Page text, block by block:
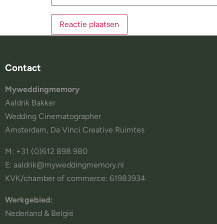
Contact
Myweddingmemory
Aaldrik Bakker
Wedding Cinematographer
Amsterdam, Da Vinci Creative Ruimtes
M: +31 (0)612 898 980
E: aaldrik@myweddingmemory.nl
KVK/chamber of commerce: 61983934
Werkgebied:
Nederland & België